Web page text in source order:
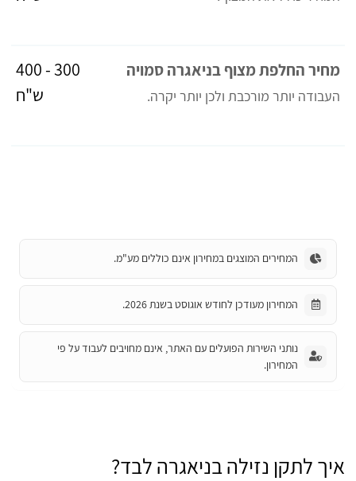
מחיר החלפת מצוף בניאגרה סמויה
העבודה יותר מורכבת ולכן יותר יקרה.
300 - 400
ש"ח
המחירים המוצגים במחירון אינם כוללים מע"מ.
המחירון מעודכן לחודש אוגוסט בשנת 2026.
נותני השירות הפועלים עם האתר, אינם מחויבים לעבוד על פי
המחירון.
איך לתקן נזילה בניאגרה לבד?